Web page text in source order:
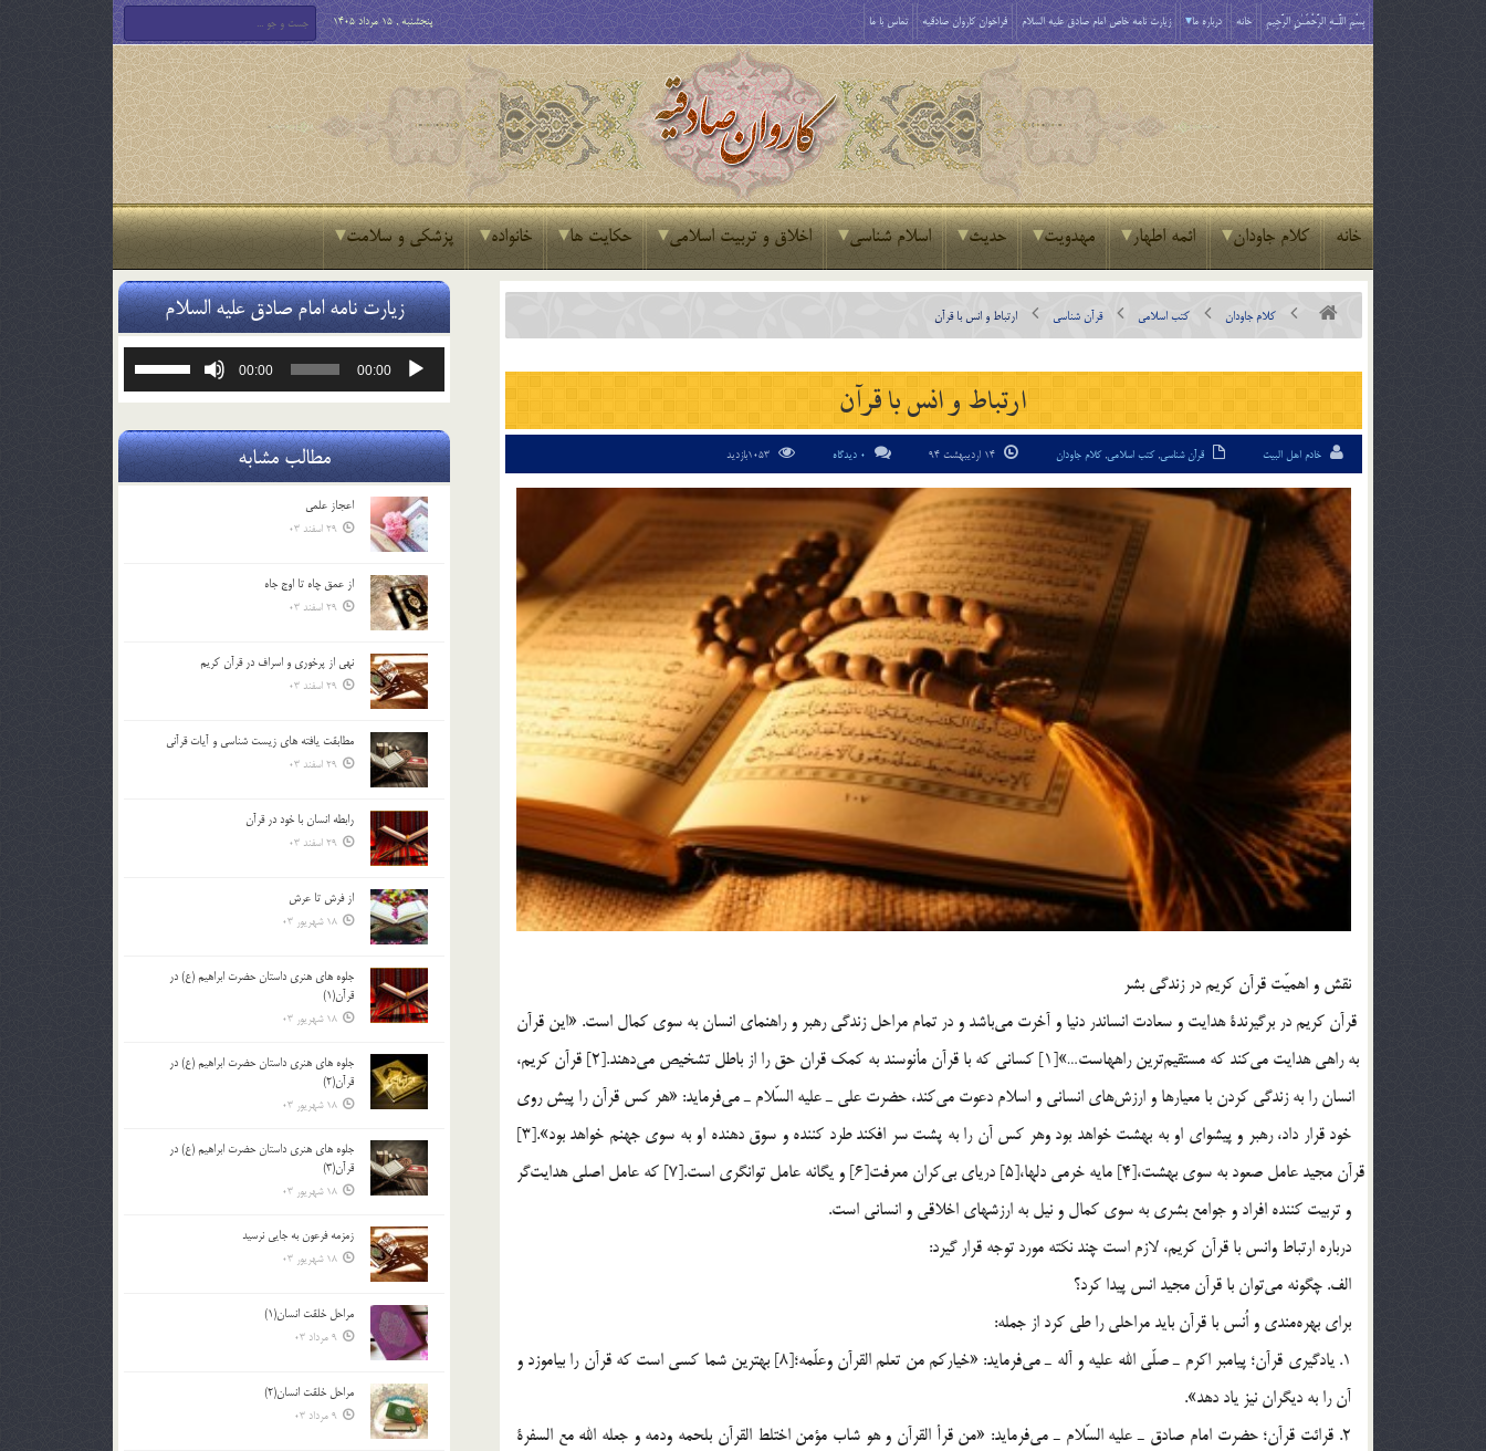
بِسْمِ اللَّـهِ الرَّحْمَـٰنِ الرَّحِيمِ خانه درباره ما زیارت نامه خاص امام صادق علیه السلام فراخوان کاروان صادقیه تماس با ما پنجشنبه , 15 مرداد 1405
خانه کلام جاودان ائمه اطهار مهدویت حدیث اسلام شناسی اخلاق و تربیت اسلامی حکایت ها خانواده پزشکی و سلامت
کلام جاودان کتب اسلامی قرآن شناسی ارتباط و انس با قرآن
ارتباط و انس با قرآن
خادم اهل البیت قرآن شناسی,کتب اسلامی,کلام جاودان 0 دیدگاه
نقش و اهميّت قرآن كريم در زندگي بشر
قرآن كريم در برگيرندة هدايت و سعادت انساندر دنيا و آخرت مي‎باشد و در تمام مراحل زندگي رهبر و راهنماي انسان به سوي كمال است. «اين قرآن
به راهي هدايت مي‎كند كه مستقيم‎ترين راههاست…»[1] كساني كه با قرآن مأنوسند به كمك قران حق را از باطل تشخيص مي‎دهند.[2] قرآن كريم،
انسان را به زندگي كردن با معيارها و ارزش‎هاي انساني و اسلام دعوت مي‎كند، حضرت علي ـ عليه السّلام ـ مي‎فرمايد: «هر كس قرآن را پيش روي
خود قرار داد، رهبر و پيشواي او به بهشت خواهد بود وهر كس آن را به پشت سر افكند طرد كننده و سوق دهنده او به سوي جهنم خواهد بود».[3]
قرآن مجيد عامل صعود به سوي بهشت،[4] مايه خرمي دلها،[5] درياي بي‎كران معرفت[6] و يگانه عامل توانگري است.[7] كه عامل اصلي هدايت‎گر
و تربيت كننده افراد و جوامع بشري به سوي كمال و نيل به ارزشهاي اخلاقي و انساني است.
درباره ارتباط وانس با قرآن كريم، لازم است چند نكته مورد توجه قرار گيرد:
الف. چگونه مي‎توان با قرآن مجيد انس پيدا كرد؟
براي بهره‎مندي و اُنس با قرآن بايد مراحلي را طي كرد از جمله:
1. يادگيري قرآن؛ پيامبر اكرم ـ صلّي الله عليه و آله ـ مي‎فرمايد: «خياركم من تعلم القرآن وعلّمه؛[8] بهترين شما كسي است كه قرآن را بياموزد و
آن را به ديگران نيز ياد دهد».
2. قرائت قرآن؛ حضرت امام صادق ـ عليه السّلام ـ مي‎فرمايد: «من قرأ القرآن و هو شاب مؤمن اختلط القرآن بلحمه ودمه و جعله الله مع السفرة
زیارت نامه امام صادق علیه السلام
پخش‌کننده
00:00
00:00
یا
صدا
کلیدهای
مطالب مشابه
اعجاز علمی
29 اسفند 03
از عمق چاه تا اوج جاه
29 اسفند 03
نهي از پرخوري و اسراف در قرآن کريم
29 اسفند 03
مطابقت یافته های زیست شناسی و آیات قرآنی
29 اسفند 03
رابطه انسان با خود در قرآن
29 اسفند 03
از فرش تا عرش
18 شهریور 03
جلوه هاي هنري داستان حضرت ابراهيم (ع) در
قرآن(1)
18 شهریور 03
جلوه هاي هنري داستان حضرت ابراهيم (ع) در
قرآن(2)
18 شهریور 03
جلوه هاي هنري داستان حضرت ابراهيم (ع) در
قرآن(3)
18 شهریور 03
زمزمه فرعون به جايي نرسيد
18 شهریور 03
مراحل خلقت انسان(1)
9 مرداد 03
مراحل خلقت انسان(2)
9 مرداد 03